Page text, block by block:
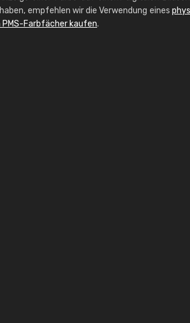
empfehlen wir die Verwendung eines
PMS-Farbfächer kaufen.